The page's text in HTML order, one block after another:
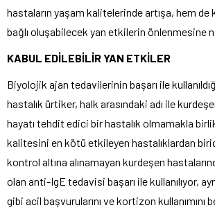
hastaların yaşam kalitelerinde artışa, hem de
bağlı oluşabilecek yan etkilerin önlenmesine
KABUL EDİLEBİLİR YAN ETKİLER
Biyolojik ajan tedavilerinin başarı ile
hastalık ürtiker, halk arasındaki adı ile
hayatı tehdit edici bir hastalık olmamakla
kalitesini en kötü etkileyen hastalıklardan
kontrol altına alınamayan kurdeşen
olan anti-IgE tedavisi başarı ile kullanılıyor,
gibi acil başvurularını ve kortizon kullanımını